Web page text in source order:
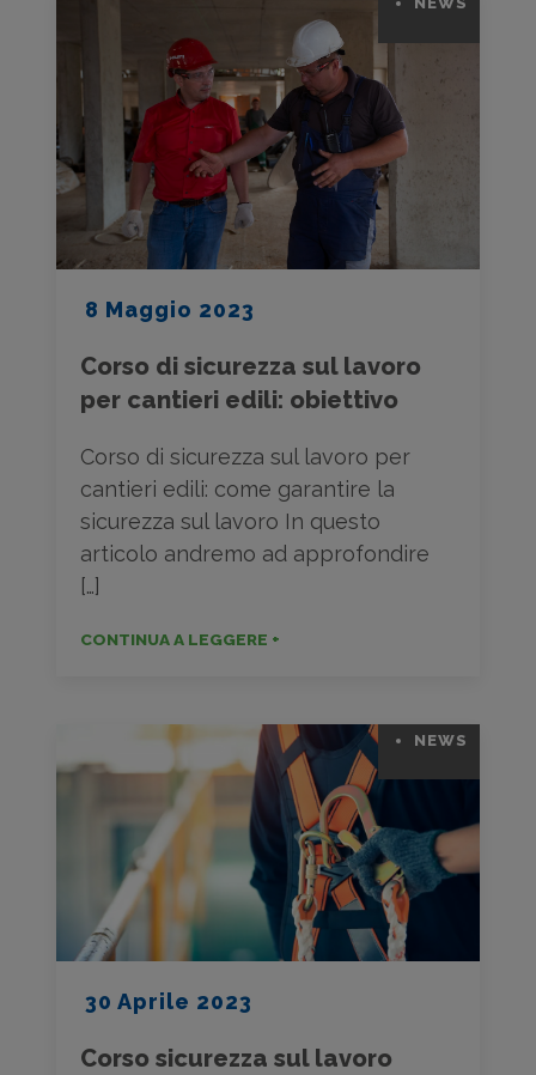
8 Maggio 2023
Corso di sicurezza sul lavoro
per cantieri edili: obiettivo
Corso di sicurezza sul lavoro per
cantieri edili: come garantire la
sicurezza sul lavoro In questo
articolo andremo ad approfondire
[…]
CONTINUA A LEGGERE +
30 Aprile 2023
NEWS
Corso sicurezza sul lavoro